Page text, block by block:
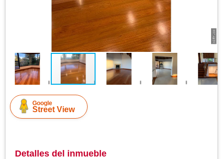
Google
Street View
Detalles del inmueble